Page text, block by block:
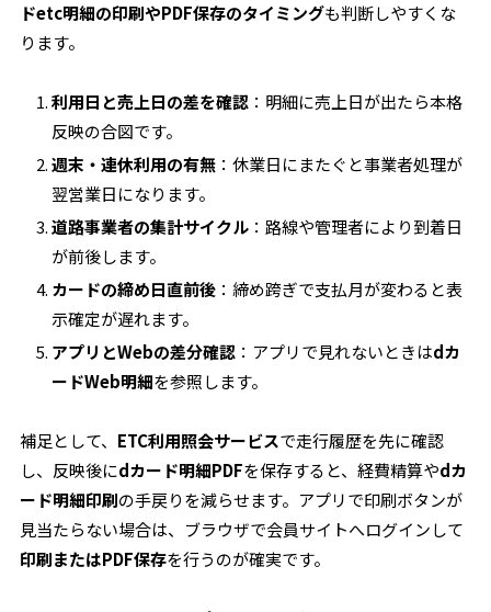
ドetc明細の印刷やPDF保存のタイミングも判断しやすくな
ります。
利用日と売上日の差を確認 ：明細に売上日が出たら本格
反映の合図です。
週末・連休利用の有無 ：休業日にまたぐと事業者処理が
翌営業日になります。
道路事業者の集計サイクル ：路線や管理者により到着日
が前後します。
カードの締め日直前後 ：締め跨ぎで支払月が変わると表
示確定が遅れます。
アプリとWebの差分確認 ：アプリで見れないときはdカ
ードWeb明細を参照します。
補足として、 ETC利用照会サービスで走行履歴を先に確認
し、反映後にdカード明細PDFを保存すると、経費精算やdカ
ード明細印刷の手戻りを減らせます。アプリで印刷ボタンが
見当たらない場合は、ブラウザで会員サイトへログインして
印刷またはPDF保存を行うのが確実です。